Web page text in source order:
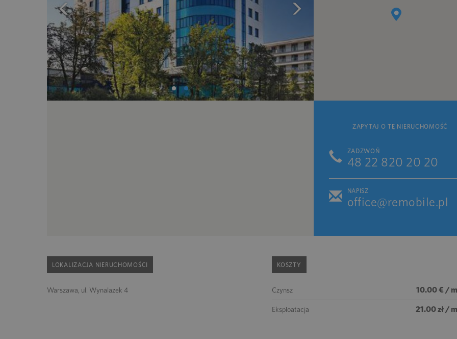
ZAPYTAJ O TĘ NIERUCHOMOŚĆ
ZADZWOŃ
48 22 820 20 20
NAPISZ
office@remobile.pl
LOKALIZACJA NIERUCHOMOŚCI
Warszawa, ul. Wynalazek 4
KOSZTY
Czynsz 10.00 € /
Eksploatacja 21.00 zł /